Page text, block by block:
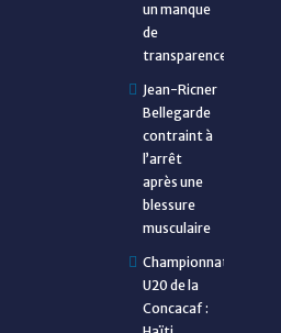
un manque
de
transparence
Jean-Ricner
Bellegarde
contraint à
l’arrêt
après une
blessure
musculaire
Championnat
U20 de la
Concacaf :